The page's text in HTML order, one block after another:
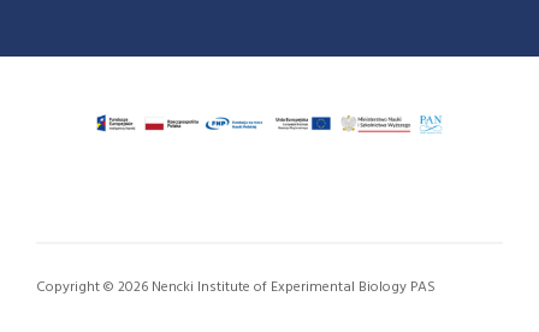
Copyright © 2026 Nencki Institute of Experimental Biology PAS